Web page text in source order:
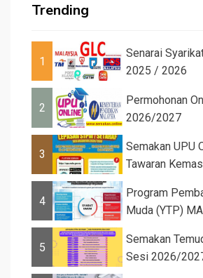
Trending
1
Senarai
2025 / 2026
2
Permohonan
2026/2027
3
Semakan UPU
Tawaran
4
Program
Muda (YTP)
5
Semakan
Sesi 2026/